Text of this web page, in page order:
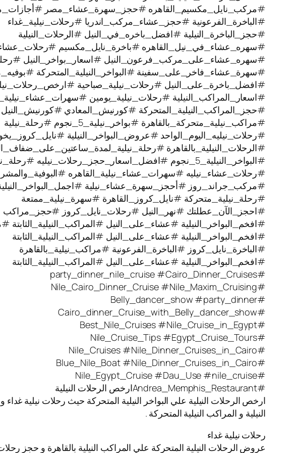
#مركب_نايل_مكسيم_القاهره #حجز_سهرة_عشاء_مصر
#الباخرة_الفرعونية #حجز_عشاء_مركب_اندريا #رحلات_نيلية_غداء
#حجز_الباخرة_النيلية #افضل_باخره_في_النيل #الرحلات_النيلية
#سهره_عشاء_في_نيل_القاهره‏ #باخرة_نايل_مكسيم
#سهره_عشاء_على_مركب_فرعون_النيل #اسعار_بواخر_النيل
#سهرة_عشاء_فاخر_على_سفينة #البواخر_النيلية_المتحركة
#افضل_باخرة_على_النيل #رحلات_نيلية_صباحية
#اسعار_المراكب_النيلية #رحلات_نيلية_يومين
#حجز_المراكب_النيلية_المتحركة #كورنيش_المعادي #كورنيش_النيل
#مراكب_نيلية_متحركة_بالقاهرة #بواخر_نيلية_5_نجوم #رحلة_نيلية
#رحلات_نيليه_اليوم_الواحد #عروض_البواخر_النيلية
#الرحلات_النيلية_بالقاهرة
#البواخر_النيلية_5_نجوم #افضل_اسعار_حجز_رحلات_نيليه #رحلة_نيلية
#رحلات_عشاء_نيليه #سهرات_عشاء_نيلية_القاهره
#مركب_جراند_روز #أحجز_سهرة_عشاء_نيلية
#رحلة_نيلية_متحركة ‫#نايل_كروز_القاهرة #سهرة_نيلية_ممتعة
#احجز_الآن_عطلتك #نهر_النيل #رحلات_نايل_كروز #حجز_مراكب
#افخم_البواخر_النيلية #عشاء_على_النيل
#افخم_البواخر_النيلية #عشاء_على_النيل #المراكب_النيلية_الثابتة
#الباخرة_نايل_كروز #الباخرة_الفرعونية #مراكب_نيلية_بالقاهرة
#افخم_البواخر_النيلية #عشاء_على_النيل #المراكب_النيلية_الثابتة
#party_dinner_nile_cruise #Cairo_Dinner_Cruises
#Nile_Cairo_Dinner_Cruise #Nile_Maxim_Cruising
#Belly_dancer_show #party_dinner
#Cairo_dinner_Cruise_with_Belly_dancer_show
#Best_Nile_Cruises #Nile_Cruise_in_Egypt
#Nile_Cruise_Tips #Egypt_Cruise_Tours
#Nile_Cruises #Nile_Dinner_Cruises_in_Cairo
#Blue_Nile_Boat #Nile_Dinner_Cruises_in_Cairo
#Nile_Egypt_Cruise #Dau_Use #nile_cruise
#Andrea_Memphis_Restaurantارخص الرحلات النيلية
ارخص الرحلات النيلية علي البواخر النيلية المتحركة حيث رحلات نيلية
النيلية و المراكب النيلية المتحركة .
رحلات نيلية غداء
عروض الرحلات النيلية المتحركة علي المراكب النيلية بالقاهرة و حجز